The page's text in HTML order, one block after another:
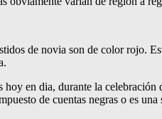
de novia son de color rojo.
hoy en dia, durante la
de cuentas negras o es